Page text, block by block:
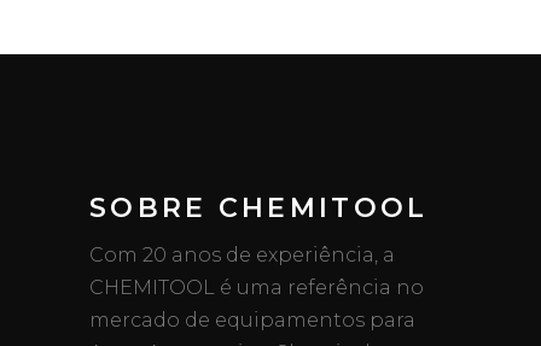
SOBRE CHEMITOOL
Com 20 anos de experiência, a
CHEMITOOL é uma referência no
mercado de equipamentos para